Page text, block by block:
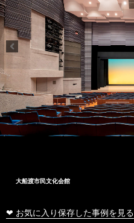
大船渡市民文化会館
❤ お気に入り保存した事例を見る